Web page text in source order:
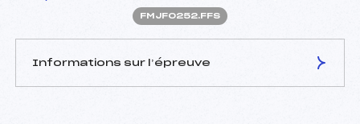
FMJF0252.FFS
Informations sur l’épreuve